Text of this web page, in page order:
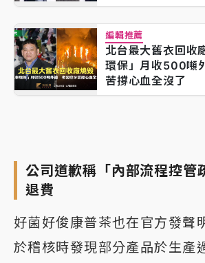
編輯推薦
北台最大舊衣回收
環保」月收500噸
苦撐心血全沒了
公司道歉稱「內部流程控
退費
好菌好俊康普茶也在官方發聲
於稽核時發現部分產品於生產